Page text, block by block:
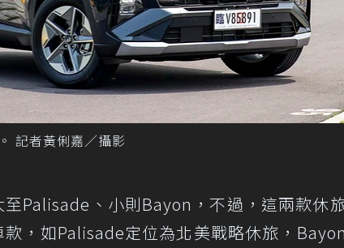
記者黃俐嘉／攝影
Palisade、小則Bayon，不過，這兩款休
，如Palisade定位為北美戰略休旅，